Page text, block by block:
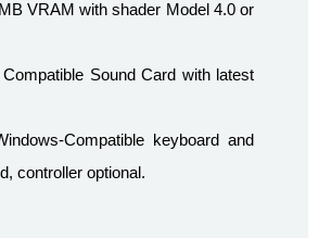
VRAM with shader Model 4.0 or
Sound Card with latest
Compatible keyboard and
controller optional.